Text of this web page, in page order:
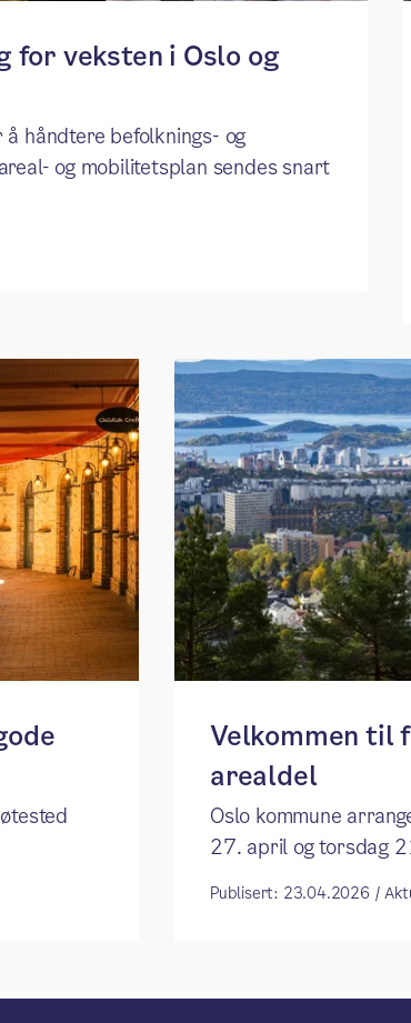
for veksten i Oslo og
håndtere befolknings- og
og mobilitetsplan sendes snart
Velkommen til
arealdel
Oslo kommune
27. april og torsdag
Publisert: 23.04.2026 /